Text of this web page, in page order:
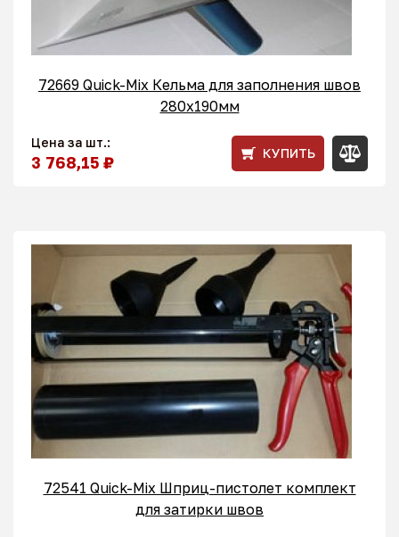
72669 Quick-Mix Кельма для заполнения швов
280x190мм
Цена за шт.:
3 768,15 ₽ КУПИТЬ
72541 Quick-Mix Шприц-пистолет комплект
для затирки швов